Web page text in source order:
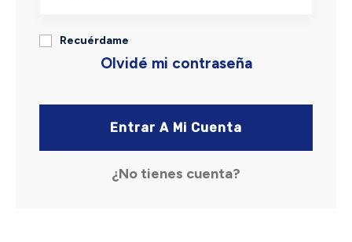
Recuérdame
Olvidé mi contraseña
Entrar A Mi Cuenta
¿No tienes cuenta?